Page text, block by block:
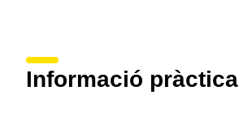
Informació pràctica